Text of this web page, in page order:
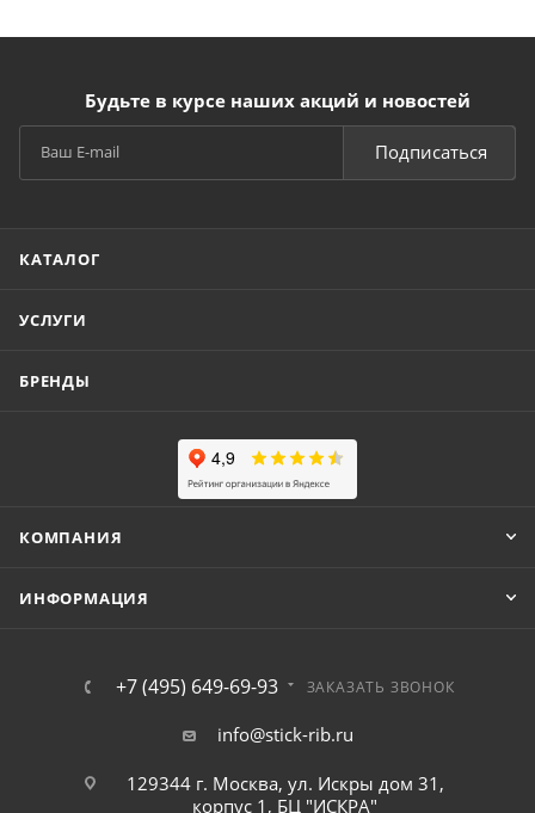
Будьте в курсе наших акций и новостей
Подписаться
КАТАЛОГ
УСЛУГИ
БРЕНДЫ
КОМПАНИЯ
ИНФОРМАЦИЯ
+7 (495) 649-69-93 ЗАКАЗАТЬ ЗВОНОК
info@stick-rib.ru
129344 г. Москва, ул. Искры дом 31,
корпус 1, БЦ "ИСКРА"